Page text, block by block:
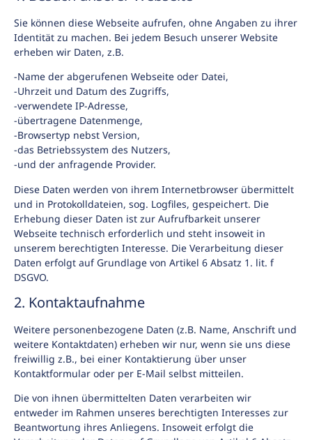
Sie können diese Webseite aufrufen, ohne Angaben zu ihrer
Identität zu machen. Bei jedem Besuch unserer Website
erheben wir Daten, z.B.
-Name der abgerufenen Webseite oder Datei,
-Uhrzeit und Datum des Zugriffs,
-verwendete IP-Adresse,
-übertragene Datenmenge,
-Browsertyp nebst Version,
-das Betriebssystem des Nutzers,
-und der anfragende Provider.
Diese Daten werden von ihrem Internetbrowser übermittelt
und in Protokolldateien, sog. Logfiles, gespeichert. Die
Erhebung dieser Daten ist zur Aufrufbarkeit unserer
Webseite technisch erforderlich und steht insoweit in
unserem berechtigten Interesse. Die Verarbeitung dieser
Daten erfolgt auf Grundlage von Artikel 6 Absatz 1. lit. f
DSGVO.
2. Kontaktaufnahme
Weitere personenbezogene Daten (z.B. Name, Anschrift und
weitere Kontaktdaten) erheben wir nur, wenn sie uns diese
freiwillig z.B., bei einer Kontaktierung über unser
Kontaktformular oder per E-Mail selbst mitteilen.
Die von ihnen übermittelten Daten verarbeiten wir
entweder im Rahmen unseres berechtigten Interesses zur
Beantwortung ihres Anliegens. Insoweit erfolgt die